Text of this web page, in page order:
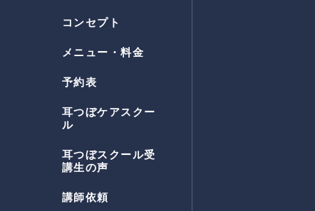
コンセプト
メニュー・料金
予約表
耳つぼケアスクー
ル
耳つぼスクール受
講生の声
講師依頼